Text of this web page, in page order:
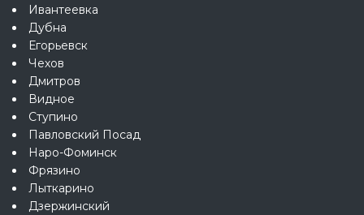
Ивантеевка
Дубна
Егорьевск
Чехов
Дмитров
Видное
Ступино
Павловский Посад
Наро-Фоминск
Фрязино
Лыткарино
Дзержинский